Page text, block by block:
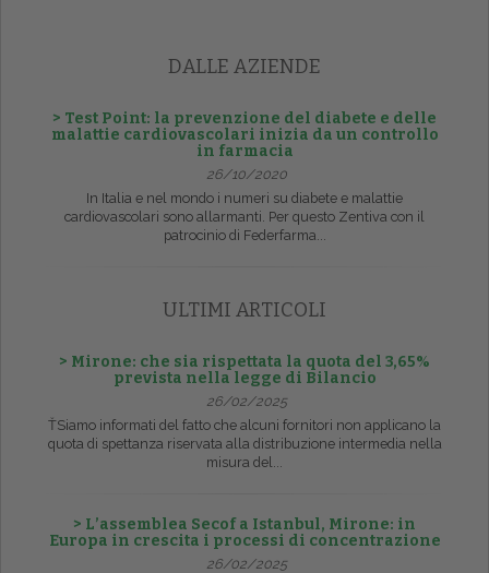
DALLE AZIENDE
> Test Point: la prevenzione del diabete e delle
malattie cardiovascolari inizia da un controllo
in farmacia
26/10/2020
In Italia e nel mondo i numeri su diabete e malattie
cardiovascolari sono allarmanti. Per questo Zentiva con il
patrocinio di Federfarma...
ULTIMI ARTICOLI
> Mirone: che sia rispettata la quota del 3,65%
prevista nella legge di Bilancio
26/02/2025
ŤSiamo informati del fatto che alcuni fornitori non applicano la
quota di spettanza riservata alla distribuzione intermedia nella
misura del...
> L’assemblea Secof a Istanbul, Mirone: in
Europa in crescita i processi di concentrazione
26/02/2025